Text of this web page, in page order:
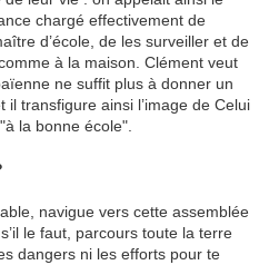
chargé effectivement de
d’école, de les surveiller et de
à la maison. Clément veut
ne suffit plus à donner un
transfigure ainsi l’image de Celui
la bonne école".
navigue vers cette assemblée
le faut, parcours toute la terre
dangers ni les efforts pour te